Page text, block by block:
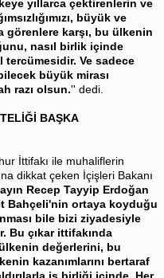
yıllarca çektirenlerin ve
büyük ve
karşı, bu ülkenin
nasıl birlik içinde
Ve sadece
büyük mirası
razı olsun.'' dedi.
BAŞKA
İttifakı ile muhaliflerin
dikkat çeken İçişleri Bakanı
Recep Tayyip Erdoğan
Bahçeli'nin ortaya koyduğu
bile bizi ziyadesiyle
Bu çıkar ittifakında
değerlerini, bu
kazanımlarını bertaraf
iş birliği içinde. Her